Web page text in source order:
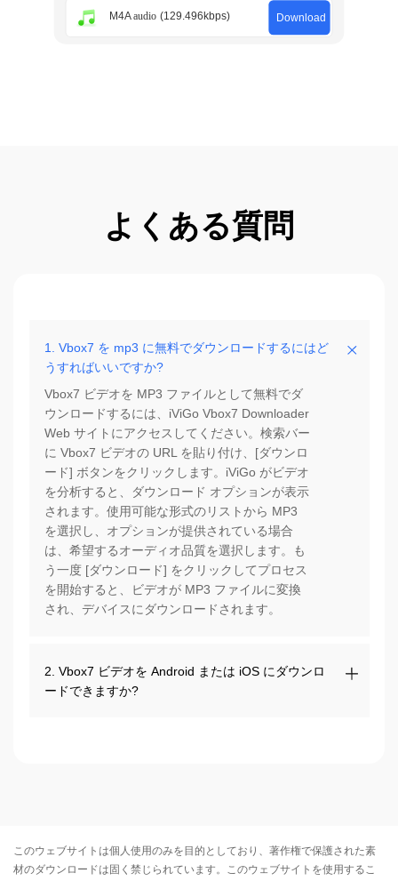
よくある質問
1. Vbox7 を mp3 に無料でダウンロードするにはど
うすればいいですか?
Vbox7 ビデオを MP3 ファイルとして無料でダ
ウンロードするには、iViGo Vbox7 Downloader
Web サイトにアクセスしてください。検索バー
に Vbox7 ビデオの URL を貼り付け、[ダウンロ
ード] ボタンをクリックします。iViGo がビデオ
を分析すると、ダウンロード オプションが表示
されます。使用可能な形式のリストから MP3
を選択し、オプションが提供されている場合
は、希望するオーディオ品質を選択します。も
う一度 [ダウンロード] をクリックしてプロセス
を開始すると、ビデオが MP3 ファイルに変換
され、デバイスにダウンロードされます。
2. Vbox7 ビデオを Android または iOS にダウンロ
ードできますか?
このウェブサイトは個人使用のみを目的としており、著作権で保護された素
材のダウンロードは固く禁じられています。このウェブサイトを使用するこ